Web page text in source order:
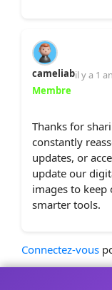
cameliabil y a 1 an
Membre
Thanks for
constantly
updates, or
update our
images to
smarter tools.
Connectez-vous